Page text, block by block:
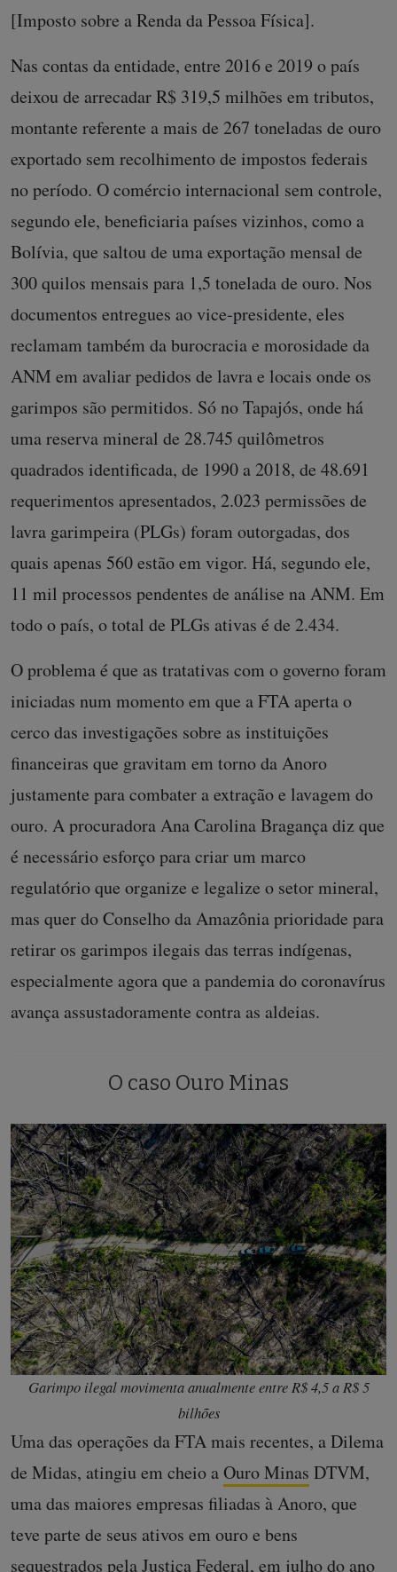
[Imposto sobre a Renda da Pessoa Física].
Nas contas da entidade, entre 2016 e 2019 o país
deixou de arrecadar R$ 319,5 milhões em tributos,
montante referente a mais de 267 toneladas de ouro
exportado sem recolhimento de impostos federais
no período. O comércio internacional sem controle,
segundo ele, beneficiaria países vizinhos, como a
Bolívia, que saltou de uma exportação mensal de
300 quilos mensais para 1,5 tonelada de ouro. Nos
documentos entregues ao vice-presidente, eles
reclamam também da burocracia e morosidade da
ANM em avaliar pedidos de lavra e locais onde os
garimpos são permitidos. Só no Tapajós, onde há
uma reserva mineral de 28.745 quilômetros
quadrados identificada, de 1990 a 2018, de 48.691
requerimentos apresentados, 2.023 permissões de
lavra garimpeira (PLGs) foram outorgadas, dos
quais apenas 560 estão em vigor. Há, segundo ele,
11 mil processos pendentes de análise na ANM. Em
todo o país, o total de PLGs ativas é de 2.434.
O problema é que as tratativas com o governo foram
iniciadas num momento em que a FTA aperta o
cerco das investigações sobre as instituições
financeiras que gravitam em torno da Anoro
justamente para combater a extração e lavagem do
ouro. A procuradora Ana Carolina Bragança diz que
é necessário esforço para criar um marco
regulatório que organize e legalize o setor mineral,
mas quer do Conselho da Amazônia prioridade para
retirar os garimpos ilegais das terras indígenas,
especialmente agora que a pandemia do coronavírus
avança assustadoramente contra as aldeias.
O caso Ouro Minas
Garimpo ilegal movimenta anualmente entre R$ 4,5 a R$ 5
bilhões
Uma das operações da FTA mais recentes, a Dilema
de Midas, atingiu em cheio aOuro Minas DTVM,
uma das maiores empresas filiadas à Anoro, que
teve parte de seus ativos em ouro e bens
sequestrados pela Justiça Federal, em julho do ano